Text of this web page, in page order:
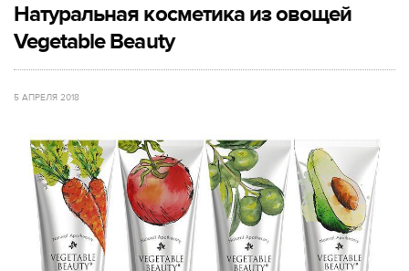
Натуральная косметика из овощей
Vegetable Beauty
5 АПРЕЛЯ 2018